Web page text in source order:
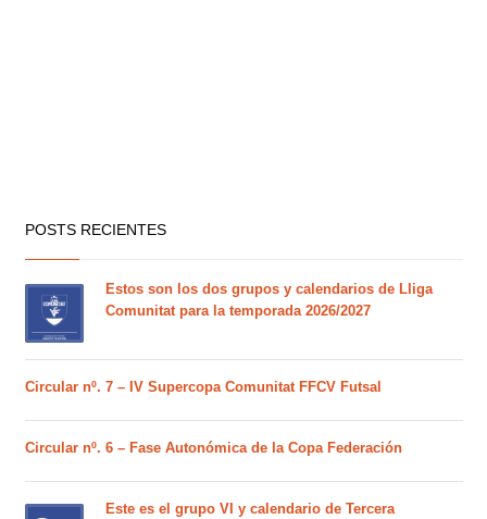
POSTS RECIENTES
Estos son los dos grupos y calendarios de Lliga
Comunitat para la temporada 2026/2027
Circular nº. 7 – IV Supercopa Comunitat FFCV Futsal
Circular nº. 6 – Fase Autonómica de la Copa Federación
Este es el grupo VI y calendario de Tercera